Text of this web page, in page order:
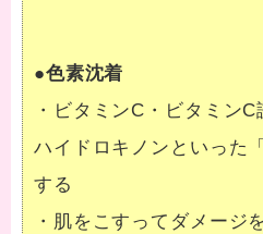
●色素沈着
・ビタミンC・ビタミン
ハイドロキノンといった「
する
・肌をこすってダメージ